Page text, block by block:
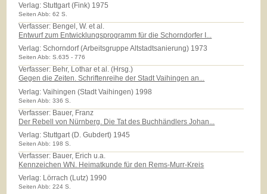
Verlag:Stuttgart (Fink) 1975
Seiten Abb: 62 S.
Verfasser: Bengel, W. et al.
Entwurf zum Entwicklungsprogramm für die Schorndorfer I...
Verlag:Schorndorf (Arbeitsgruppe Altstadtsanierung) 1973
Seiten Abb: S.635 - 776
Verfasser: Behr, Lothar et al. (Hrsg.)
Gegen die Zeiten. Schriftenreihe der Stadt Vaihingen an...
Verlag:Vaihingen (Stadt Vaihingen) 1998
Seiten Abb: 336 S.
Verfasser: Bauer, Franz
Der Rebell von Nürnberg. Die Tat des Buchhändlers Johan...
Verlag:Stuttgart (D. Gubdert) 1945
Seiten Abb: 198 S.
Verfasser: Bauer, Erich u.a.
Kennzeichen WN. Heimatkunde für den Rems-Murr-Kreis
Verlag: Lörrach (Lutz) 1990
Seiten Abb: 224 S.